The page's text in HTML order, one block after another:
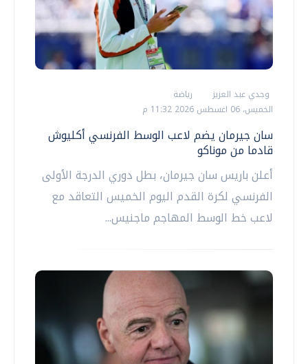
وجدي عبد العزيز
رياضة
الخميس، 06 اغسطس 2026 11:32 م
سان جيرمان يضم لاعب الوسط الفرنسي أكليوش
قادما من موناكو
أعلن باريس سان جيرمان، بطل دوري الدرجة الأولى
الفرنسي لكرة القدم ‌اليوم الخميس التعاقد مع
لاعب خط الوسط المهاجم ماجنيس...